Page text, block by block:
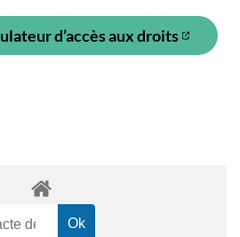
d’accès aux droits
(ouverture dans un nouvel